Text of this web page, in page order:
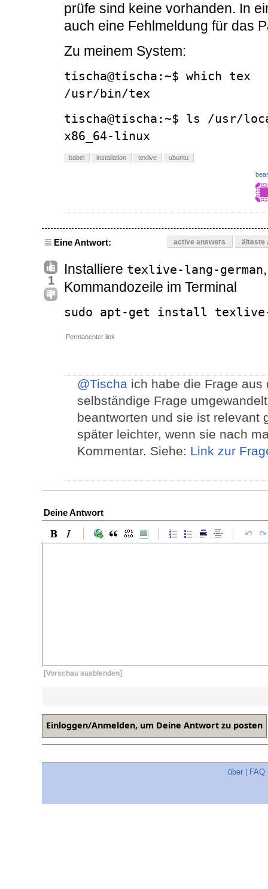
prüfe sind keine vorhanden. In
auch eine Fehlmeldung für das
Zu meinem System:
tischa@tischa:~$ which tex
/usr/bin/tex
tischa@tischa:~$ ls /usr/
x86_64-linux
babel installation texlive ubuntu
Eine Antwort: active answers älteste
1
Installiere texlive-lang-german
Kommandozeile im Terminal
sudo apt-get install texlive-
Permanenter link
@Tischa ich habe die Frage
selbständige Frage
beantworten und sie ist relevant
später leichter, wenn sie nach
Kommentar. Siehe: Link zur
Deine Antwort
[Vorschau ausblenden]
über FAQ